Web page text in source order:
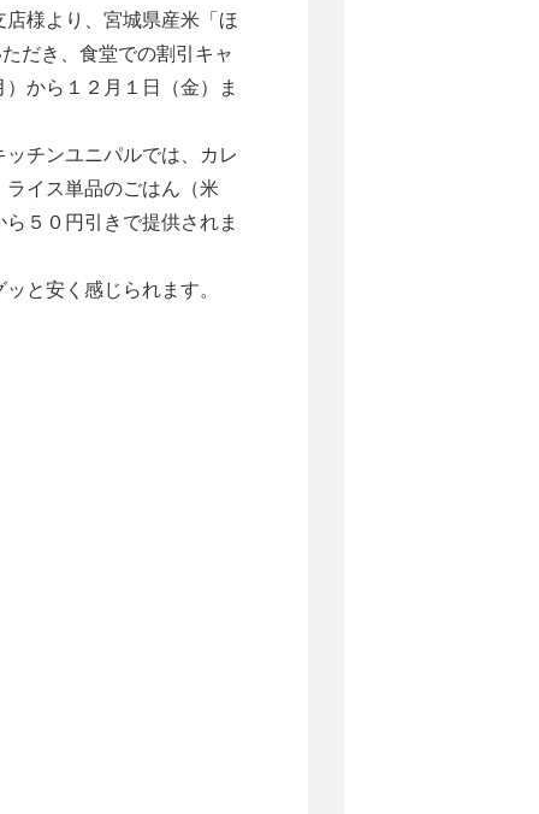
様より、宮城県産米「ほ
だき、食堂での割引キャ
から１２月１日（金）ま
チンユニパルでは、カレ
イス単品のごはん（米
５０円引きで提供されま
と安く感じられます。